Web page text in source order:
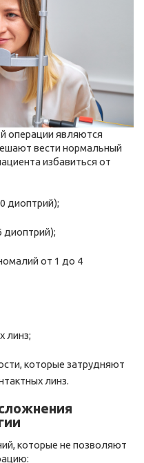
операции являются
вести нормальный
избавиться от
диоптрий);
диоптрий);
от 1 до 4
линз;
которые затрудняют
линз.
которые не позволяют